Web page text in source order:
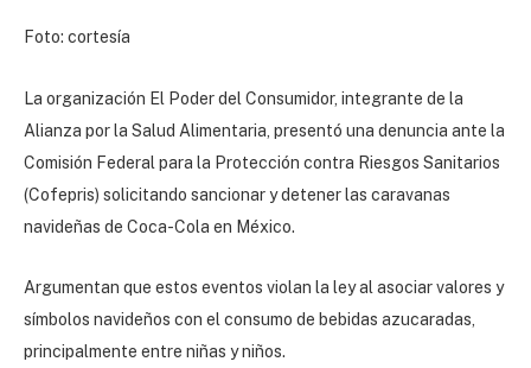
Foto: cortesía
La organización El Poder del Consumidor, integrante de la
Alianza por la Salud Alimentaria, presentó una denuncia ante la
Comisión Federal para la Protección contra Riesgos Sanitarios
(Cofepris) solicitando sancionar y detener las caravanas
navideñas de Coca-Cola en México.
Argumentan que estos eventos violan la ley al asociar valores y
símbolos navideños con el consumo de bebidas azucaradas,
principalmente entre niñas y niños.